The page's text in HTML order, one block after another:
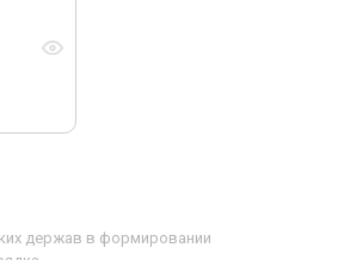
держав в формировании